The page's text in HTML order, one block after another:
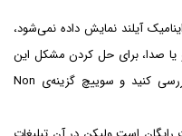
آیلند نمایش داده نمی‌شود،
یا صدا، برای حل کردن مشکل این
نوع برنامه‌ها، تنظیمات Notifications را بررسی کنید و سوییچ گزینه‌ی Non